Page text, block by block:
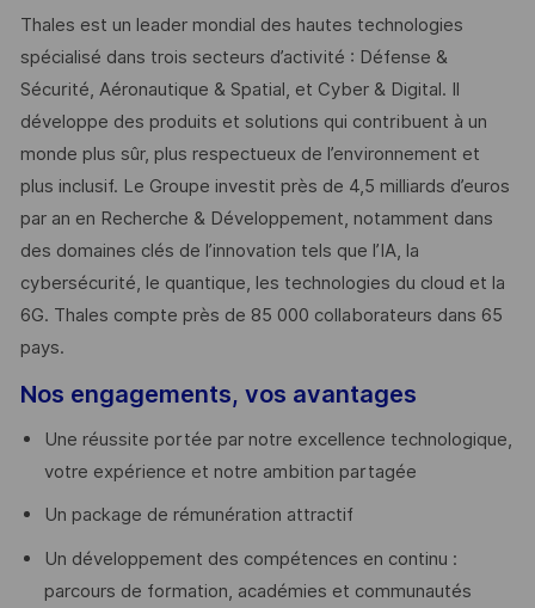
Thales est un leader mondial des hautes technologies
spécialisé dans trois secteurs d’activité : Défense &
Sécurité, Aéronautique & Spatial, et Cyber & Digital. Il
développe des produits et solutions qui contribuent à un
monde plus sûr, plus respectueux de l’environnement et
plus inclusif. Le Groupe investit près de 4,5 milliards d’euros
par an en Recherche & Développement, notamment dans
des domaines clés de l’innovation tels que l’IA, la
cybersécurité, le quantique, les technologies du cloud et la
6G. Thales compte près de 85 000 collaborateurs dans 65
pays. ​
Nos engagements, vos avantages
Une réussite portée par notre excellence technologique,
votre expérience et notre ambition partagée
Un package de rémunération attractif
Un développement des compétences en continu :
parcours de formation, académies et communautés